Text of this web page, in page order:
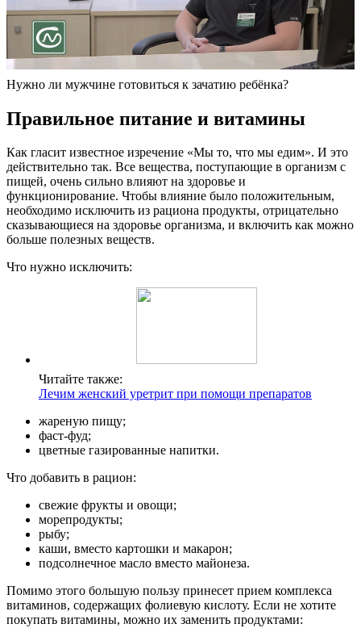
Нужно ли мужчине готовиться к зачатию ребёнка?
Правильное питание и витамины
Как гласит известное изречение «Мы то, что мы едим». И это
действительно так. Все вещества, поступающие в организм с
пищей, очень сильно влияют на здоровье и
функционирование. Чтобы влияние было положительным,
необходимо исключить из рациона продукты, отрицательно
сказывающиеся на здоровье организма, и включить как можно
больше полезных веществ.
Что нужно исключить:
Читайте также:
Лечим женский уретрит при помощи препаратов
жареную пищу;
фаст-фуд;
цветные газированные напитки.
Что добавить в рацион:
свежие фрукты и овощи;
морепродукты;
рыбу;
каши, вместо картошки и макарон;
подсолнечное масло вместо майонеза.
Помимо этого большую пользу принесет прием комплекса
витаминов, содержащих фолиевую кислоту. Если не хотите
покупать витамины, можно их заменить продуктами: